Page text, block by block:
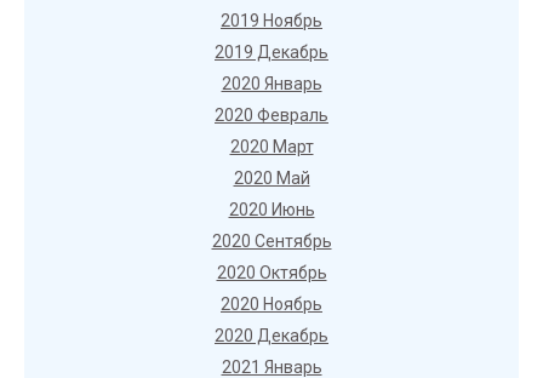
2019 Ноябрь
2019 Декабрь
2020 Январь
2020 Февраль
2020 Март
2020 Май
2020 Июнь
2020 Сентябрь
2020 Октябрь
2020 Ноябрь
2020 Декабрь
2021 Январь